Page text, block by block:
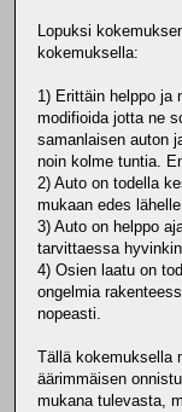
Lopuksi
kokemuksella:
1) Erittäin helppo ja
modifioida jotta ne
samanlaisen auton
noin kolme tuntia.
2) Auto on todella
mukaan edes
3) Auto on helppo
tarvittaessa
4) Osien laatu on
ongelmia
nopeasti.
Tällä kokemuksella
äärimmäisen
mukana tulevasta,